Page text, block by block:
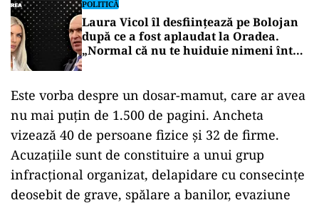
POLITICĂ
Laura Vicol îl desființează pe Bolojan
după ce a fost aplaudat la Oradea.
„Normal că nu te huiduie nimeni între
Este vorba despre un dosar-mamut, care ar avea
nu mai puțin de 1.500 de pagini. Ancheta
vizează 40 de persoane fizice și 32 de firme.
Acuzațiile sunt de constituire a unui grup
infracțional organizat, delapidare cu consecințe
deosebit de grave, spălare a banilor, evaziune